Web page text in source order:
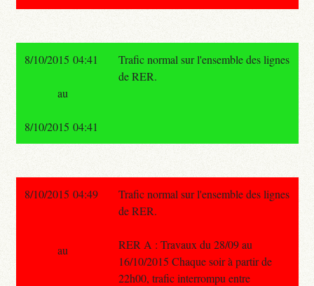
8/10/2015 04:41
Trafic normal sur l'ensemble des lignes
de RER.
au
8/10/2015 04:41
8/10/2015 04:49
Trafic normal sur l'ensemble des lignes
de RER.
RER A : Travaux du 28/09 au
16/10/2015 Chaque soir à partir de
22h00, trafic interrompu entre
au